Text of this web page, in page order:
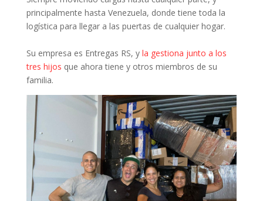
principalmente hasta Venezuela, donde tiene toda la
logística para llegar a las puertas de cualquier hogar.
Su empresa es Entregas RS, y la gestiona junto a los
tres hijos que ahora tiene y otros miembros de su
familia.